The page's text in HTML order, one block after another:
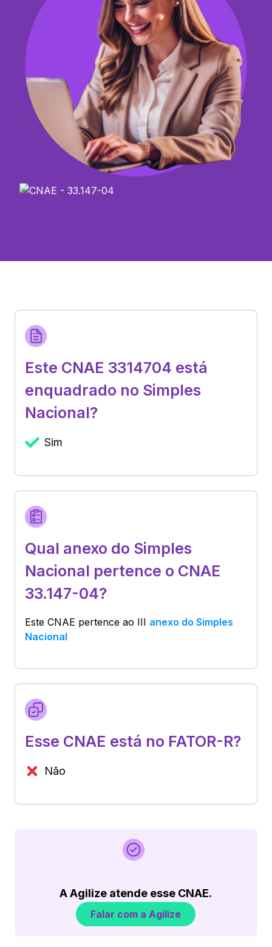
Este CNAE 3314704 está
enquadrado no Simples
Nacional?
Sim
Qual anexo do Simples
Nacional pertence o CNAE
33.147-04?
Este CNAE pertence ao III anexo do Simples
Nacional
Esse CNAE está no FATOR-R?
Não
A Agilize atende esse CNAE.
Falar com a Agilize